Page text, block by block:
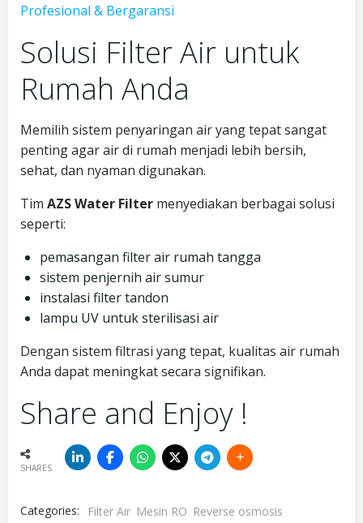
Profesional & Bergaransi
Solusi Filter Air untuk
Rumah Anda
Memilih sistem penyaringan air yang tepat sangat
penting agar air di rumah menjadi lebih bersih,
sehat, dan nyaman digunakan.
Tim AZS Water Filter menyediakan berbagai solusi
seperti:
pemasangan filter air rumah tangga
sistem penjernih air sumur
instalasi filter tandon
lampu UV untuk sterilisasi air
Dengan sistem filtrasi yang tepat, kualitas air rumah
Anda dapat meningkat secara signifikan.
Share and Enjoy !
SHARES
Categories: Filter Air Mesin RO Reverse osmosis